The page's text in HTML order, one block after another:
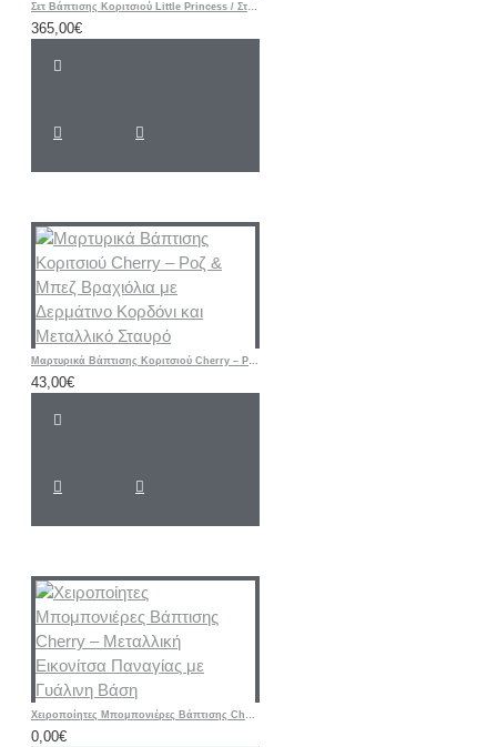
Σετ Βάπτισης Κοριτσιού Little Princess / Στέμμα με Ζωγραφισμένη Βαλίτσα
365,00€
Μαρτυρικά Βάπτισης Κοριτσιού Cherry – Ροζ & Μπεζ Βραχιόλια με Δερμάτινο Κορδόνι και Μεταλλικό Σταυρό
43,00€
Χειροποίητες Μπομπονιέρες Βάπτισης Cherry – Μεταλλική Εικονίτσα Παναγίας με Γυάλινη Βάση
0,00€